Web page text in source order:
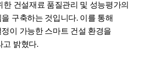
건설재료 품질관리 및 성능평가의
구축하는 것입니다. 이를 통해
이 가능한 스마트 건설 환경을
고 밝혔다.